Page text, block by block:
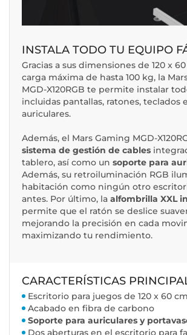
INSTALA TODO TU EQUIPO
Gracias a sus dimensiones de 120 x
carga máxima de hasta 100 kg, la
MGD-X120RGB te permite instalar
incluidas pantallas, ratones, teclados
auriculares.
Además, el Mars Gaming MGD-
sistema de gestión de cables
tablero, así como un soporte para
Además, su retroiluminación RGB
habitación como ningún otro
antes. Por último, la alfombrilla XXL
permite que el ratón se deslice
mejorando la precisión en cada
maximizando tu rendimiento.
CARACTERÍSTICAS
Escritorio para juegos de 120 x 60 cm
Acabado en fibra de carbono
Soporte para auriculares y
Dos aberturas en el escritorio para